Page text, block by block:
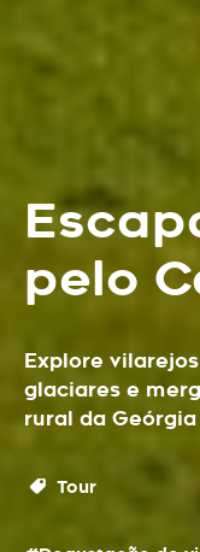
pelo
Explore
glaciares e
rural da Geórgia
Tour